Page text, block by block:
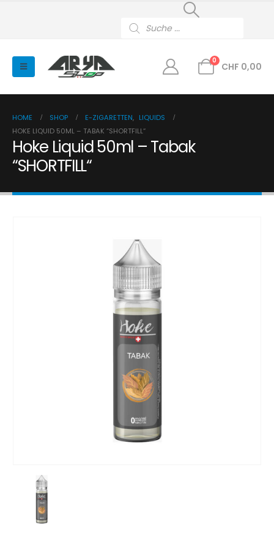
search
0
CHF 0,00
HOME SHOP E-ZIGARETTEN, LIQUIDS
HOKE LIQUID 50ML – TABAK “SHORTFILL“
Hoke Liquid 50ml – Tabak
“SHORTFILL“